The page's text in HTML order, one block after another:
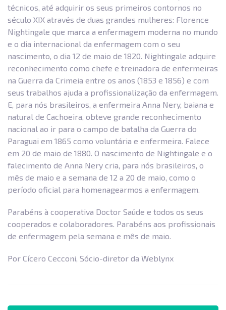
técnicos, até adquirir os seus primeiros contornos no
século XIX através de duas grandes mulheres: Florence
Nightingale que marca a enfermagem moderna no mundo
e o dia internacional da enfermagem com o seu
nascimento, o dia 12 de maio de 1820. Nightingale adquire
reconhecimento como chefe e treinadora de enfermeiras
na Guerra da Crimeia entre os anos (1853 e 1856) e com
seus trabalhos ajuda a profissionalização da enfermagem.
E, para nós brasileiros, a enfermeira Anna Nery, baiana e
natural de Cachoeira, obteve grande reconhecimento
nacional ao ir para o campo de batalha da Guerra do
Paraguai em 1865 como voluntária e enfermeira. Falece
em 20 de maio de 1880. O nascimento de Nightingale e o
falecimento de Anna Nery cria, para nós brasileiros, o
mês de maio e a semana de 12 a 20 de maio, como o
período oficial para homenagearmos a enfermagem.
Parabéns à cooperativa Doctor Saúde e todos os seus
cooperados e colaboradores. Parabéns aos profissionais
de enfermagem pela semana e mês de maio.
Por Cícero Cecconi, Sócio-diretor da Weblynx